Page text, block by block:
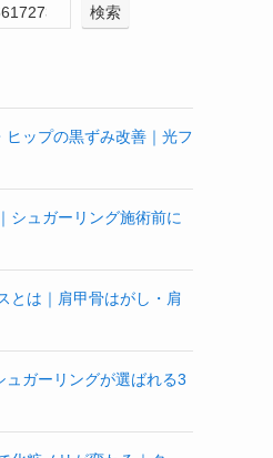
検索
ヒップの黒ずみ改善｜光フ
シュガーリング施術前に
とは｜肩甲骨はがし・肩
ュガーリングが選ばれる3